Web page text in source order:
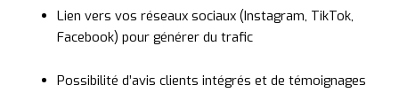
Lien vers vos réseaux sociaux (Instagram, TikTok,
Facebook) pour générer du trafic
Possibilité d’avis clients intégrés et de témoignages